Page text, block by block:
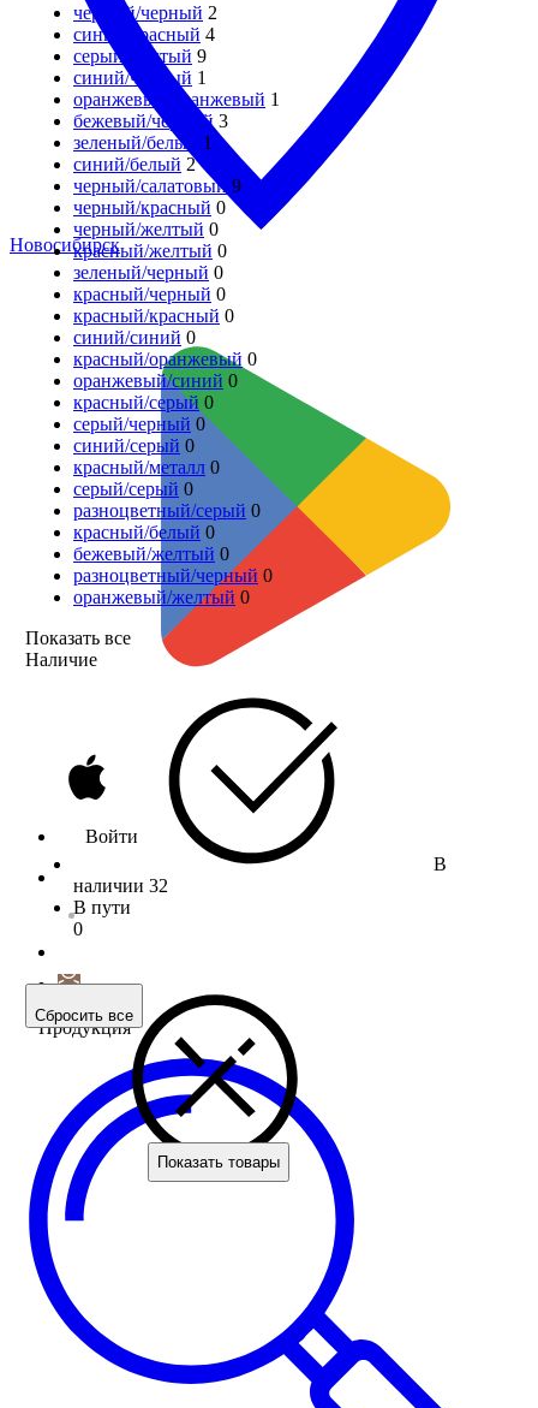
Новосибирск
Войти
Продукция
черный/черный 2
синий/красный 4
серый/желтый 9
синий/черный 1
оранжевый/оранжевый 1
бежевый/черный 3
зеленый/белый
1
синий/белый 2
черный/салатовый 9
черный/красный 0
черный/желтый 0
красный/желтый 0
зеленый/черный 0
красный/черный 0
красный/красный 0
синий/синий 0
красный/оранжевый 0
оранжевый/синий 0
красный/серый 0
серый/черный 0
синий/серый 0
красный/металл 0
серый/серый 0
разноцветный/серый 0
красный/белый 0
бежевый/желтый 0
разноцветный/черный 0
оранжевый/желтый 0
Показать все
Наличие
В
наличии 32
В пути
0
Сбросить все
Показать товары